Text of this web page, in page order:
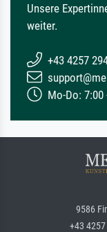
Unsere
weiter.
+43 4257
Mo-Do: 7:00
9586
+43